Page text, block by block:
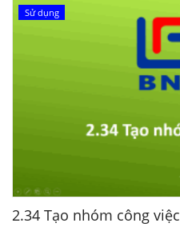
Sử dụng
2.34 Tạo nhóm công việc